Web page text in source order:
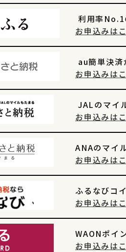
利用率No.1
お申込みは
au簡単決済
お申込みは
JALのマイ
お申込みは
ANAのマイ
お申込みは
ふるなびコ
お申込みは
WAONポイ
お申込みは